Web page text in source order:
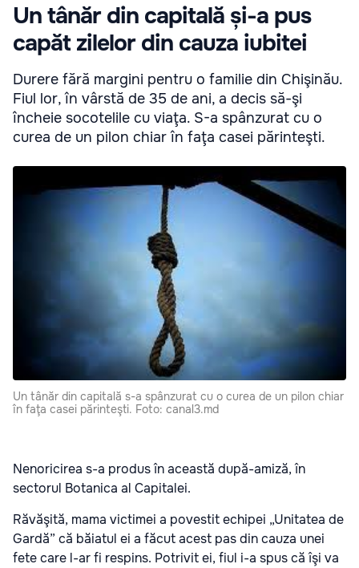
Un tânăr din capitală și-a pus
capăt zilelor din cauza iubitei
Durere fără margini pentru o familie din Chişinău.
Fiul lor, în vârstă de 35 de ani, a decis să-şi
încheie socotelile cu viaţa. S-a spânzurat cu o
curea de un pilon chiar în faţa casei părinteşti.
Un tânăr din capitală s-a spânzurat cu o curea de un pilon chiar
în faţa casei părinteşti. Foto: canal3.md
Nenoricirea s-a produs în această după-amiză, în
sectorul Botanica al Capitalei.
Răvăşită, mama victimei a povestit echipei „Unitatea de
Gardă” că băiatul ei a făcut acest pas din cauza unei
fete care l-ar fi respins. Potrivit ei, fiul i-a spus că îşi va